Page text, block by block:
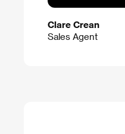
Clare Crean
Sales Agent